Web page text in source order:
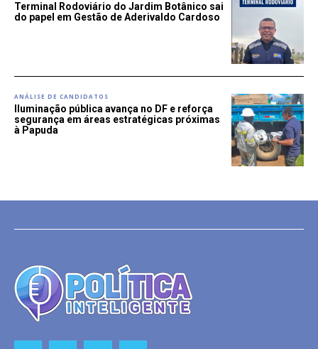
Terminal Rodoviário do Jardim Botânico sai
do papel em Gestão de Aderivaldo Cardoso
ANÁLISE DE CANDIDATOS
Iluminação pública avança no DF e reforça
segurança em áreas estratégicas próximas
à Papuda